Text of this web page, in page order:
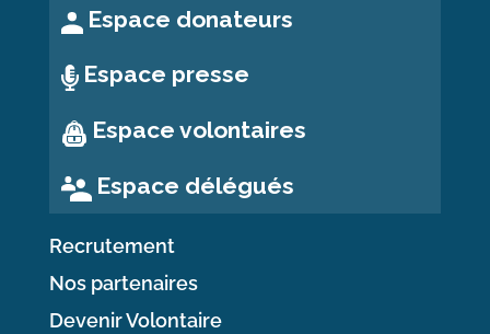
Espace donateurs
Espace presse
Espace volontaires
Espace délégués
Recrutement
Nos partenaires
Devenir Volontaire